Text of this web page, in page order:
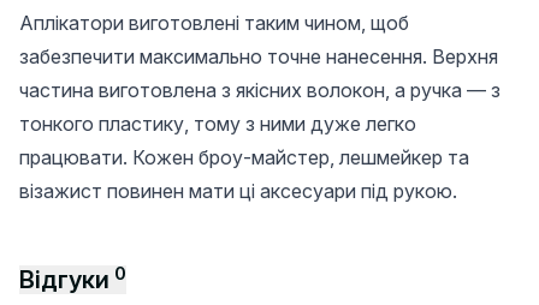
Аплікатори виготовлені таким чином, щоб
забезпечити максимально точне нанесення. Верхня
частина виготовлена ​​з якісних волокон, а ручка — з
тонкого пластику, тому з ними дуже легко
працювати. Кожен броу-майстер, лешмейкер та
візажист повинен мати ці аксесуари під рукою.
Відгуки 0